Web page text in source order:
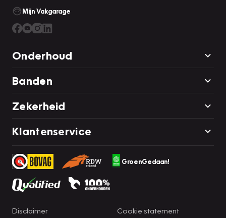
Mijn Vakgarage
Onderhoud
Banden
Zekerheid
Klantenservice
GroenGedaan!
Disclaimer Cookie statement